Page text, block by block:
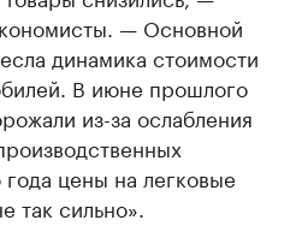
— Основной
динамика стоимости
В июне прошлого
из-за ослабления
цены на легковые
так сильно».